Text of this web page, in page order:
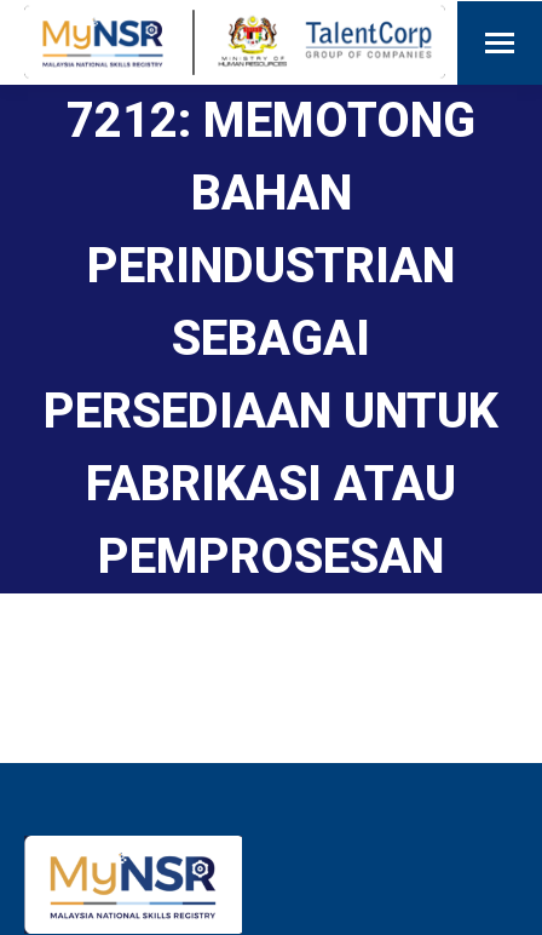
7212: MEMOTONG
BAHAN
PERINDUSTRIAN
SEBAGAI
PERSEDIAAN UNTUK
FABRIKASI ATAU
PEMPROSESAN